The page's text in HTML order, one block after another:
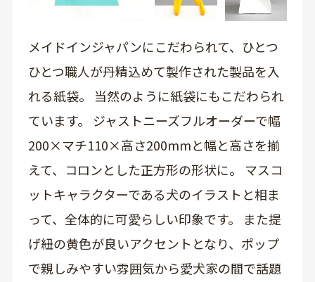
メイドインジャパンにこだわられて、ひとつ
ひとつ職人が丹精込めて製作された製品を入
れる紙袋。 当然のように紙袋にもこだわられ
ています。 ジャストニーズフルオーダーで幅
200×マチ110×高さ200mmと幅と高さを揃
えて、コロンとした正方形の形状に。 マスコ
ットキャラクターである犬のイラストと相ま
って、全体的に可愛らしい印象です。 また提
げ紐の黄色が良いアクセントとなり、ポップ
で親しみやすい雰囲気から愛犬家の間で話題